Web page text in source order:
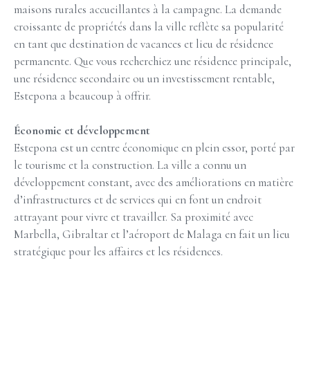
maisons rurales accueillantes à la campagne. La demande
croissante de propriétés dans la ville reflète sa popularité
en tant que destination de vacances et lieu de résidence
permanente. Que vous recherchiez une résidence principale,
une résidence secondaire ou un investissement rentable,
Estepona a beaucoup à offrir.
Économie et développement
Estepona est un centre économique en plein essor, porté par
le tourisme et la construction. La ville a connu un
développement constant, avec des améliorations en matière
d’infrastructures et de services qui en font un endroit
attrayant pour vivre et travailler. Sa proximité avec
Marbella, Gibraltar et l’aéroport de Malaga en fait un lieu
stratégique pour les affaires et les résidences.